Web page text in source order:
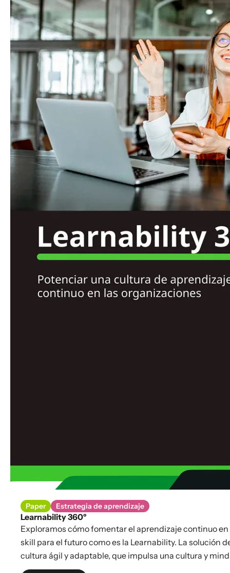
Paper Estrategia de aprendizaje
Learnability 360º
Exploramos cómo fomentar el aprendizaje continuo
skill para el futuro como es la Learnability. La solución
cultura ágil y adaptable, que impulsa una cultura y